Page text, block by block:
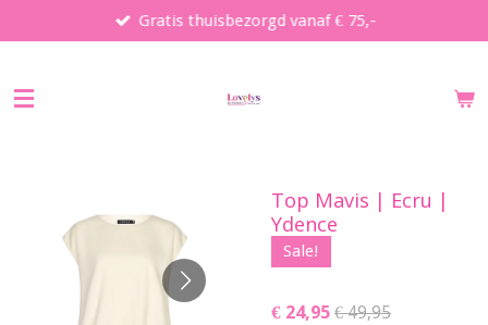
direct
de
Gratis thuisbezorgd vanaf € 75,-
Top Mavis | Ecru |
Ydence
Sale!
€ 24,95 € 49,95